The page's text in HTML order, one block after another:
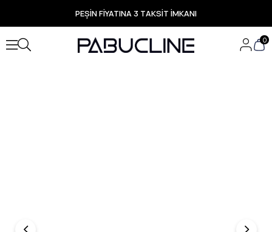
PEŞİN FİYATINA 3 TAKSİT İMKANI
TÜM ÜRÜNLERDE ÜCRETSİZ KARGO
Yeni Sezon Ürünlerde Özel Fırsatlar
Seçili Ürünlerde Hızlı Teslimat
0